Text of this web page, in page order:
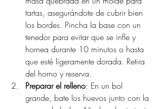
tartas, asegurándote de cubrir bien
los bordes. Pincha la base con un
tenedor para evitar que se infle y
hornea durante 10 minutos o hasta
que esté ligeramente dorada. Retira
del horno y reserva.
Preparar el relleno: En un bol
grande, bate los huevos junto con la